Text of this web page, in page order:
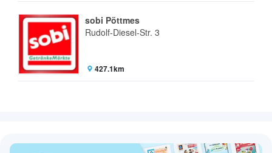
sobi Pöttmes
Rudolf-Diesel-Str. 3
427.1km